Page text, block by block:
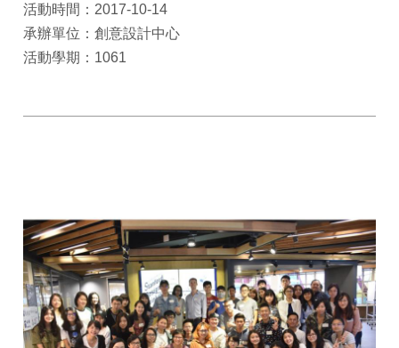
活動時間：2017-10-14
承辦單位：創意設計中心
活動學期：1061